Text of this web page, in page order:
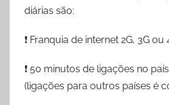
diárias são:
❗️ Franquia de internet 2G, 3G ou
❗️ 50 minutos de ligações no
(ligações para outros países é